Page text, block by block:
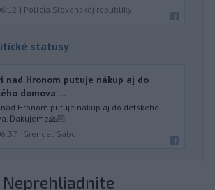
| Polícia Slovenskej republiky
statusy
nad Hronom putuje nákup aj do
domova. ...
Hronom putuje nákup aj do detského
Ďakujeme🙏🏻
| Grendel Gábor
Neprehliadnite